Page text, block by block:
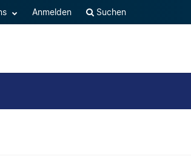
Anmelden Suchen